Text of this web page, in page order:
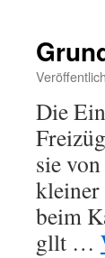
Die
sie
kleiner
beim
gllt …